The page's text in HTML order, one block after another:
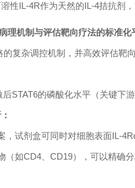
性IL-4R作为天然的IL-4拮抗剂
理机制与评估靶向疗法的标准化
的复杂调控机制，并高效评估靶
后STAT6的磷酸化水平（关键
，试剂盒可同时对细胞表面IL-
（如CD4、CD19），可以精确